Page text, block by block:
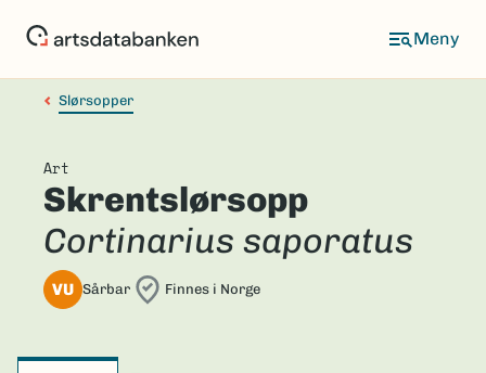
Slørsopper
Art
Skrentslørsopp
Cortinarius saporatus
VU Sårbar Finnes i Norge